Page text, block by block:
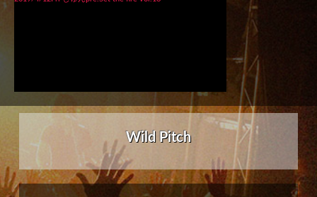
Wild Pitch